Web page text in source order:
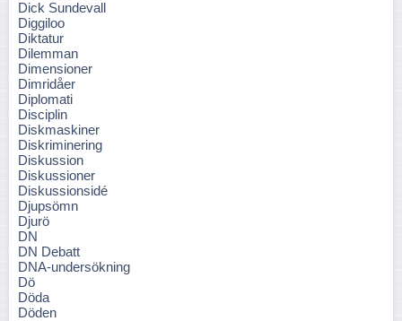
Dick Sundevall
Diggiloo
Diktatur
Dilemman
Dimensioner
Dimridåer
Diplomati
Disciplin
Diskmaskiner
Diskriminering
Diskussion
Diskussioner
Diskussionsidé
Djupsömn
Djurö
DN
DN Debatt
DNA-undersökning
Dö
Döda
Döden